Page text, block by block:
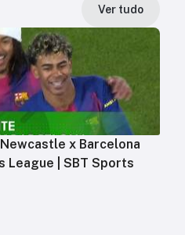
Ver tudo
x Barcelona
League | SBT Sports